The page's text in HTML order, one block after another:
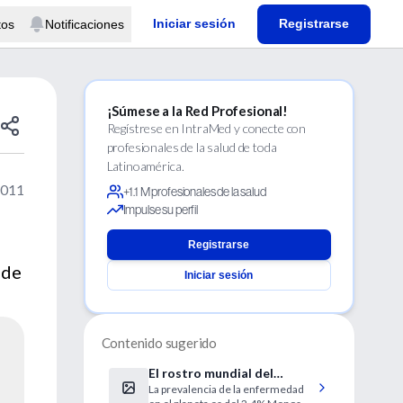
Notificaciones Iniciar sesión Registrarse
¡Súmese a la Red Profesional!
Regístrese en IntraMed y conecte con
profesionales de la salud de toda
Latinoamérica.
+1.1 M profesionales de la salud
Impulse su perfil
Registrarse
Iniciar sesión
Contenido sugerido
El rostro mundial del
trastorno bipolar
La prevalencia de la enfermedad